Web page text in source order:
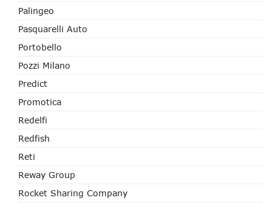
Palingeo
Pasquarelli Auto
Portobello
Pozzi Milano
Predict
Promotica
Redelfi
Redfish
Reti
Reway Group
Rocket Sharing Company